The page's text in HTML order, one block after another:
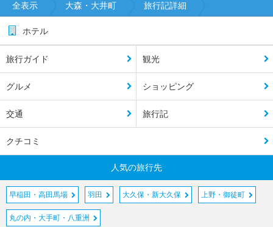
全表示 大森・大井町 旅行記詳細
ホテル
旅行ガイド 観光
グルメ ショッピング
交通 旅行記
クチコミ
人気の旅行先
早稲田・高田馬場 羽田 大久保・新大久保 上野・御徒町
丸の内・大手町・八重洲